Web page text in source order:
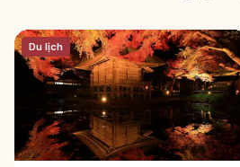
Du lịch